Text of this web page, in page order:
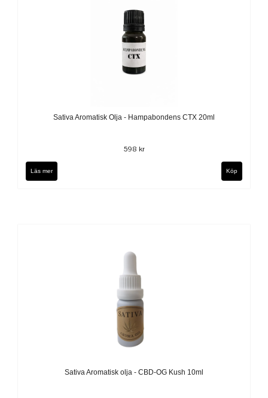
Sativa Aromatisk Olja - Hampabondens CTX 20ml
598 kr
Läs mer
Sativa Aromatisk olja - CBD-OG Kush 10ml